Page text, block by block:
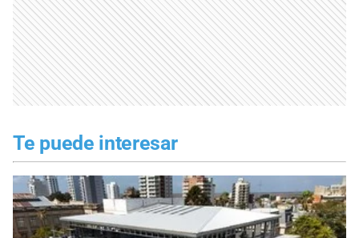
Te puede interesar